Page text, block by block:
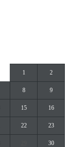
1 2
8 9
15 16
22 23
30